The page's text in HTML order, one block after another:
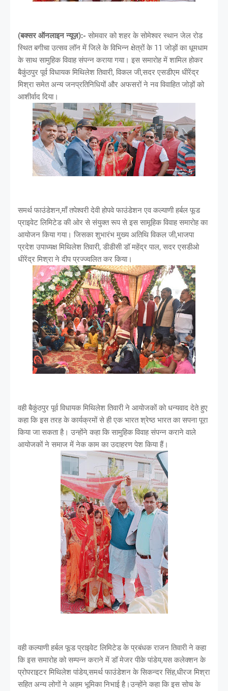
(बक्सर ऑनलाइन न्यूज़):- सोमवार को शहर के सोमेश्वर स्थान जेल रोड
स्थित बगीचा उत्सव लॉन में जिले के विभिन्न क्षेत्रों के 11 जोड़ों का धूमधाम
के साथ सामुहिक विवाह संपन्न कराया गया। इस समारोह में शामिल होकर
बैकुंठपुर पूर्व विधायक मिथिलेश तिवारी, विकल जी,सदर एसडीएम धीरेंद्र
मिश्रा समेत अन्य जनप्रतिनिधियों और अफसरों ने नव विवाहित जोड़ों को
आशीर्वाद दिया।
समर्थ फाउंडेशन,माँ तपेश्वरी देवी होपवे फाउंडेशन एव कल्याणी हर्बल फूड
प्राइवेट लिमिटेड की ओर से संयुक्त रूप से इस सामूहिक विवाह समारोह का
आयोजन किया गया। जिसका शुभारंभ मुख्य अतिथि विकल जी,भाजपा
प्रदेश उपाध्यक्ष मिथिलेश तिवारी, डीडीसी डॉ महेंद्र पाल, सदर एसडीओ
धीरेंद्र मिश्रा ने दीप प्रज्ज्वलित कर किया।
वही बैकुंठपुर पूर्व विधायक मिथिलेश तिवारी ने आयोजकों को धन्यवाद देते हुए
कहा कि इस तरह के कार्यक्रमों से ही एक भारत श्रेष्ठ भारत का सपना पूरा
किया जा सकता है। उन्होंने कहा कि सामुहिक विवाह संपन्न कराने वाले
आयोजकों ने समाज में नेक काम का उदाहरण पेश किया हैं।
वही कल्याणी हर्बल फूड प्राइवेट लिमिटेड के प्रबंधक राजन तिवारी ने कहा
कि इस समारोह को सम्पन्न कराने में डॉ मेजर पीके पांडेय,यस कलेक्शन के
प्रोपराइटर मिथिलेश पांडेय,समर्थ फाउंडेशन के सिकन्दर सिंह,धीरज मिश्रा
सहित अन्य लोगों ने अहम भूमिका निभाई है।उन्होंने कहा कि इस सोच के